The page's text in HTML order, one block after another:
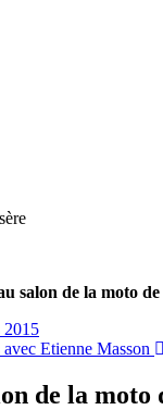
salon de la moto
2015
Etienne Masson
de la moto